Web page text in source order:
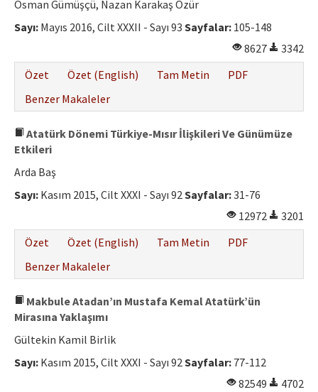
Osman Gümüşçü, Nazan Karakaş Özür
Sayı: Mayıs 2016, Cilt XXXII - Sayı 93 Sayfalar: 105-148
8627
3342
Özet
Özet (English) Tam Metin
PDF
Benzer Makaleler
Atatürk Dönemi Türkiye-Mısır İlişkileri Ve Günümüze
Etkileri
Arda Baş
Sayı: Kasım 2015, Cilt XXXI - Sayı 92Sayfalar:31-76
12972
3201
Özet
Özet (English) Tam Metin
PDF
Benzer Makaleler
Makbule Atadan’ın Mustafa Kemal Atatürk’ün
Mirasına Yaklaşımı
Gültekin Kamil Birlik
Sayı: Kasım 2015, Cilt XXXI - Sayı 92Sayfalar: 77-112
82549
4702